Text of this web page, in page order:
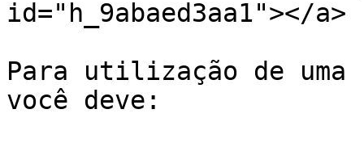
id="h_9abaed3aa1"></a>
Para utilização de
você deve: